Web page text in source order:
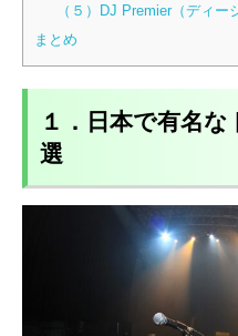
（５）DJ Premier（ディー
まとめ
１．日本で有名
選